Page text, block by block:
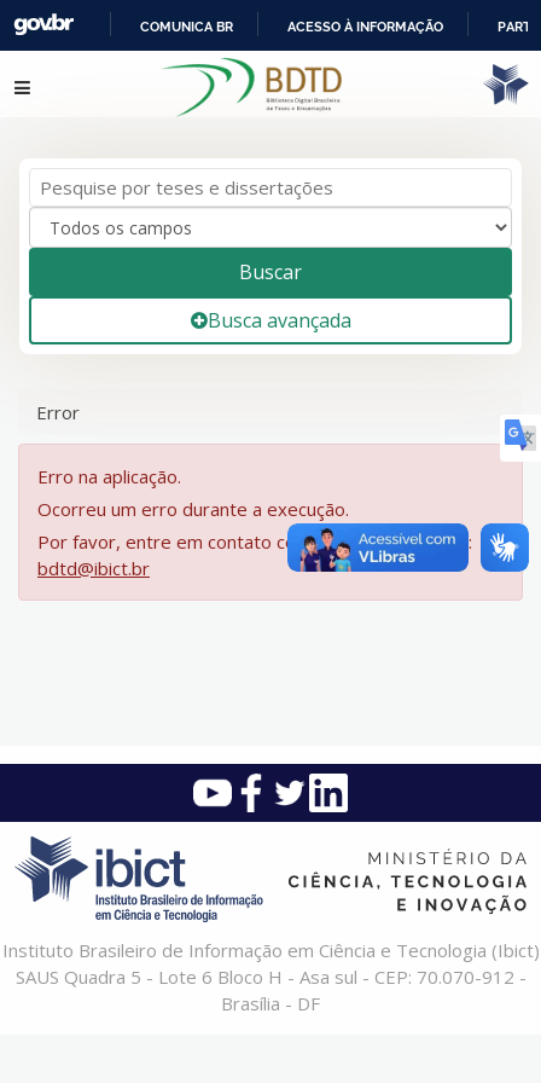
IR
PARA
COMUNICA BR ACESSO À INFORMAÇÃO
Pular para o conteúdo
Buscar
Busca avançada
Error
Erro na aplicação.
Ocorreu um erro durante a execução.
Por favor, entre em contato com a equipe da BDTD:
bdtd@ibict.br
Instituto Brasileiro de Informação em Ciência e Tecnologia (Ibict)
SAUS Quadra 5 - Lote 6 Bloco H - Asa sul - CEP: 70.070-912 -
Brasília - DF